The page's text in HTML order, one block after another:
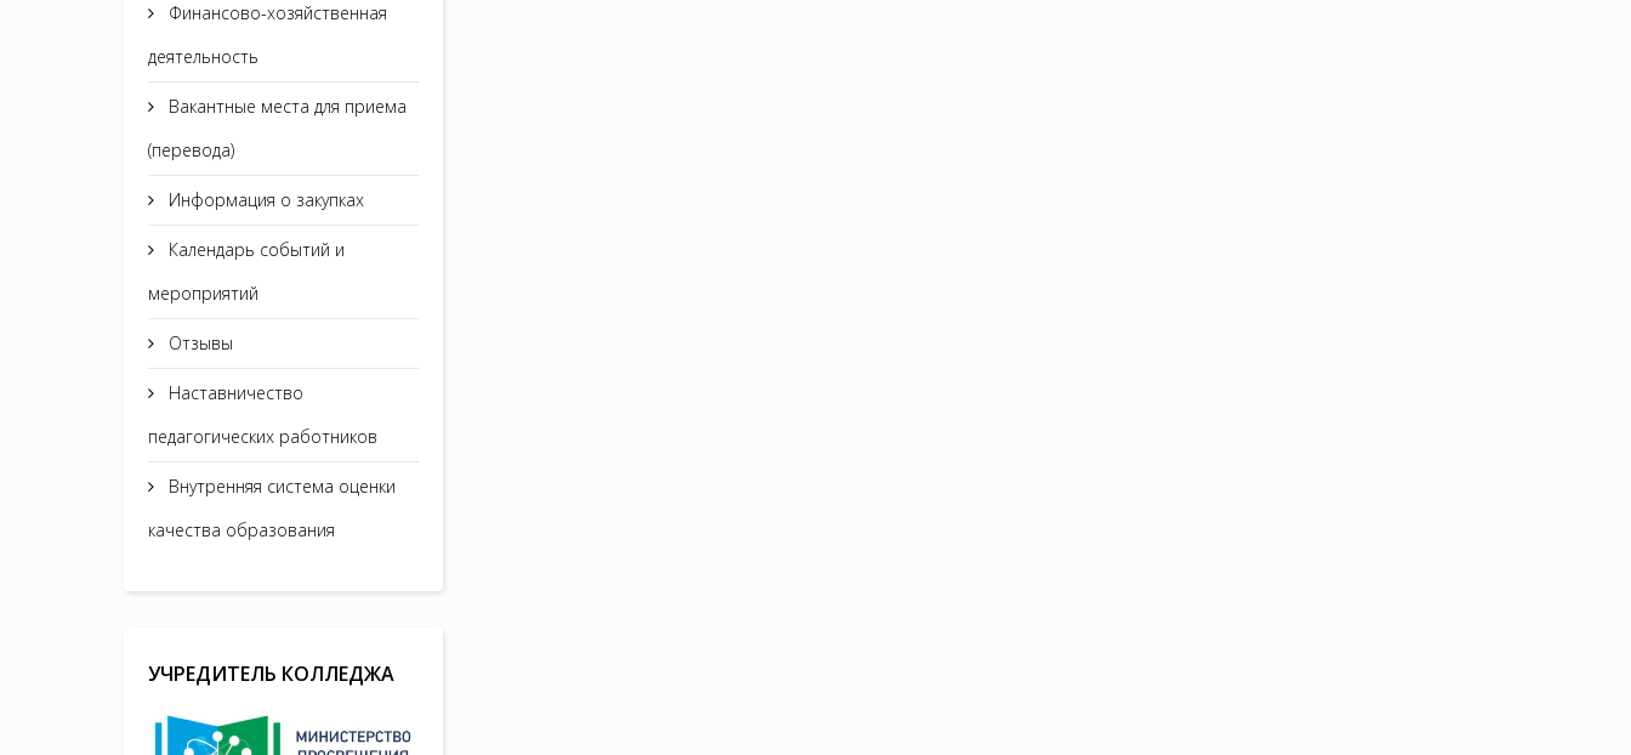
Финансово-хозяйственная
деятельность
Вакантные места для приема
(перевода)
Информация о закупках
Календарь событий и
мероприятий
Отзывы
Наставничество
педагогических работников
Внутренняя система оценки
качества образования
УЧРЕДИТЕЛЬ КОЛЛЕДЖА